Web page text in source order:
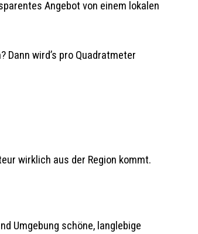
Angebot von einem lokalen
Dann wird’s pro Quadratmeter
wirklich aus der Region kommt.
Umgebung schöne, langlebige